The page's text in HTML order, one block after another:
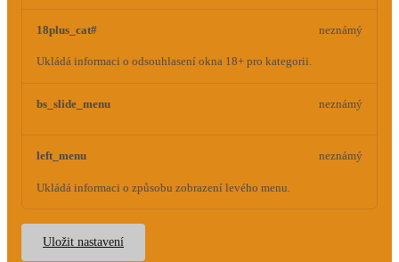
18plus_cat#
Ukládá informaci o odsouhlasení okna 18+ pro kategorii.
neznámý
bs_slide_menu neznámý
left_menu
Ukládá informaci o způsobu zobrazení levého menu.
neznámý
Uložit nastavení